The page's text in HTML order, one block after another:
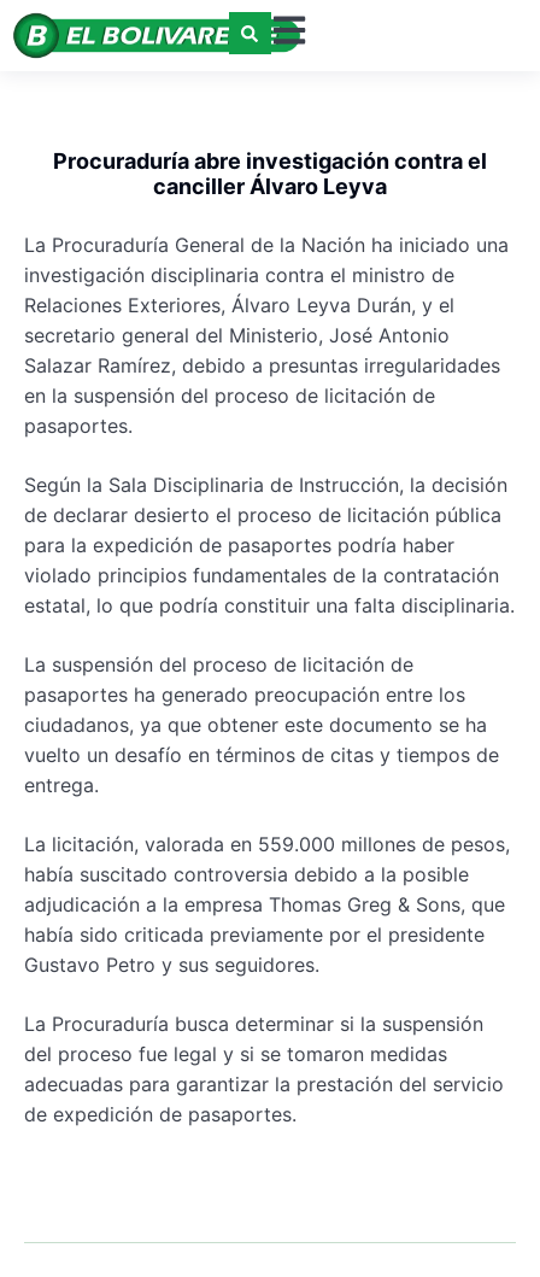
Procuraduría abre investigación contra el
canciller Álvaro Leyva
La Procuraduría General de la Nación ha iniciado una
investigación disciplinaria contra el ministro de
Relaciones Exteriores, Álvaro Leyva Durán, y el
secretario general del Ministerio, José Antonio
Salazar Ramírez, debido a presuntas irregularidades
en la suspensión del proceso de licitación de
pasaportes.
Según la Sala Disciplinaria de Instrucción, la decisión
de declarar desierto el proceso de licitación pública
para la expedición de pasaportes podría haber
violado principios fundamentales de la contratación
estatal, lo que podría constituir una falta disciplinaria.
La suspensión del proceso de licitación de
pasaportes ha generado preocupación entre los
ciudadanos, ya que obtener este documento se ha
vuelto un desafío en términos de citas y tiempos de
entrega.
La licitación, valorada en 559.000 millones de pesos,
había suscitado controversia debido a la posible
adjudicación a la empresa Thomas Greg & Sons, que
había sido criticada previamente por el presidente
Gustavo Petro y sus seguidores.
La Procuraduría busca determinar si la suspensión
del proceso fue legal y si se tomaron medidas
adecuadas para garantizar la prestación del servicio
de expedición de pasaportes.